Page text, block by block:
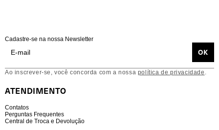
Cadastre-se na nossa Newsletter
Ao inscrever-se, você concorda com a nossa política de privacidade
ATENDIMENTO
Contatos
Perguntas Frequentes
Central de Troca e Devolução